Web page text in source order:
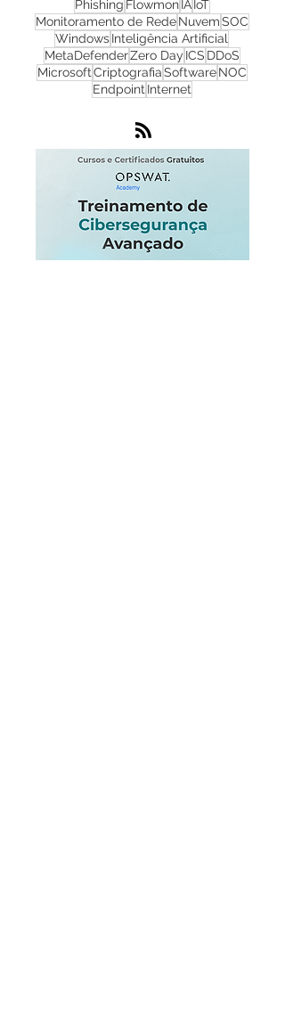
CibersegurançaCloudZero Trust
NGFWInfraestruturaDadosLGPDOT
PhishingFlowmon IAIoT
Monitoramento de RedeNuvemSOC
WindowsInteligência Artificial
MetaDefenderZero DayICS
EndpointInternet